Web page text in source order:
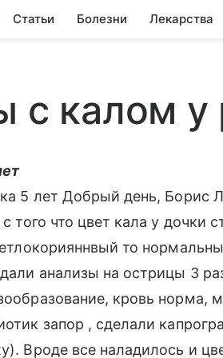
Статьи Болезни Лекарства
с калом у
5 лет Добрый день, Борис
того что цвет кала у дочки
то
анализы на острицы 3
кровь норма,
запор , сделали
Вроде все наладилось и